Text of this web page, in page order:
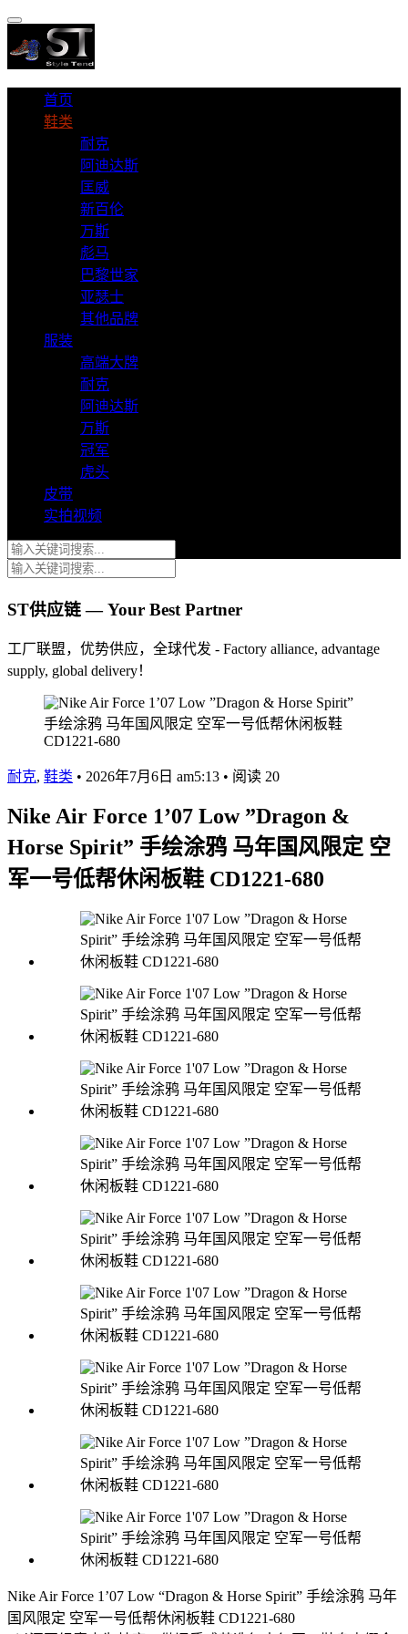
首页
鞋类
耐克
阿迪达斯
匡威
新百伦
万斯
彪马
巴黎世家
亚瑟士
其他品牌
服装
高端大牌
耐克
阿迪达斯
万斯
冠军
虎头
皮带
实拍视频
ST供应链 — Your Best Partner
工厂联盟，优势供应，全球代发 - Factory alliance, advantage
supply, global delivery！
耐克, 鞋类 • 2026年7月6日 am5:13 • 阅读 20
Nike Air Force 1’07 Low ”Dragon &
Horse Spirit” 手绘涂鸦 马年国风限定 空
军一号低帮休闲板鞋 CD1221-680
Nike Air Force 1’07 Low “Dragon & Horse Spirit” 手绘涂鸦 马年
国风限定 空军一号低帮休闲板鞋 CD1221-680